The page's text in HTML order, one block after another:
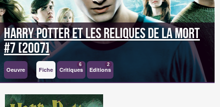
Harry Potter et les Reliques de la Mort
#7 [2007]
Oeuvre Fiche Critiques
6
Editions
2